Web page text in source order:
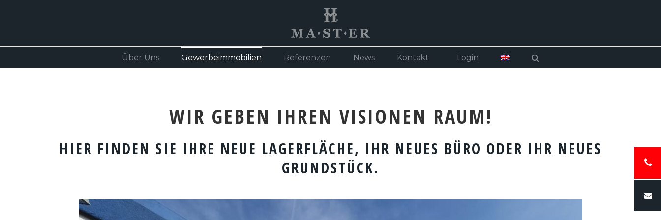
Über Uns Gewerbeimmobilien Referenzen News Kontakt Login
WIR GEBEN IHREN VISIONEN RAUM!
HIER FINDEN SIE IHRE NEUE LAGERFLÄCHE, IHR NEUES BÜRO ODER IHR NEUES
GRUNDSTÜCK.